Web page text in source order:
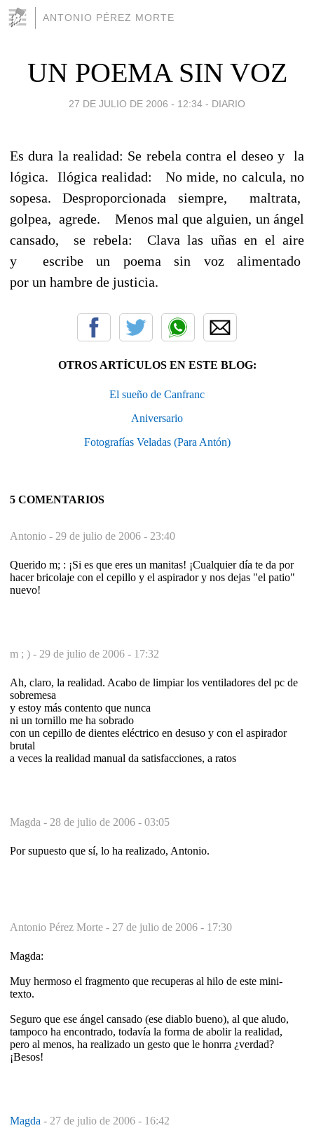
ANTONIO PÉREZ MORTE
UN POEMA SIN VOZ
27 DE JULIO DE 2006 - 12:34 - DIARIO
Es dura la realidad: Se rebela contra el deseo y la
lógica. Ilógica realidad: No mide, no calcula, no
sopesa. Desproporcionada siempre, maltrata,
golpea, agrede. Menos mal que alguien, un ángel
cansado, se rebela: Clava las uñas en el aire
y escribe un poema sin voz alimentado
por un hambre de justicia.
OTROS ARTÍCULOS EN ESTE BLOG:
El sueño de Canfranc
Aniversario
Fotografías Veladas (Para Antón)
5 COMENTARIOS
Antonio - 29 de julio de 2006 - 23:40
Querido m; : ¡Si es que eres un manitas! ¡Cualquier día te da por
hacer bricolaje con el cepillo y el aspirador y nos dejas "el patio"
nuevo!
m ; ) - 29 de julio de 2006 - 17:32
Ah, claro, la realidad. Acabo de limpiar los ventiladores del pc de
sobremesa
y estoy más contento que nunca
ni un tornillo me ha sobrado
con un cepillo de dientes eléctrico en desuso y con el aspirador
brutal
a veces la realidad manual da satisfacciones, a ratos
Magda - 28 de julio de 2006 - 03:05
Por supuesto que sí, lo ha realizado, Antonio.
Antonio Pérez Morte - 27 de julio de 2006 - 17:30
Magda:
Muy hermoso el fragmento que recuperas al hilo de este mini-
texto.
Seguro que ese ángel cansado (ese diablo bueno), al que aludo,
tampoco ha encontrado, todavía la forma de abolir la realidad,
pero al menos, ha realizado un gesto que le honrra ¿verdad?
¡Besos!
Magda - 27 de julio de 2006 - 16:42